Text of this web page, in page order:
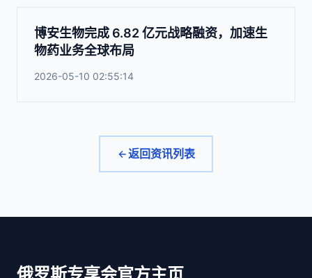
博安生物完成 6.82 亿元战略融资，加速生
物药业务全球布局
2026-05-10 02:55:14
返回资讯列表